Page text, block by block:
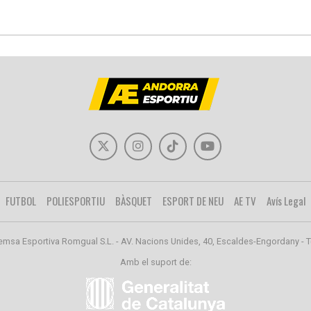
FUTBOL POLIESPORTIU BÀSQUET ESPORT DE NEU AE TV Avís Legal
Esportiva Romgual S.L. - AV. Nacions Unides, 40, Escaldes-Engordany -
Amb el suport de: